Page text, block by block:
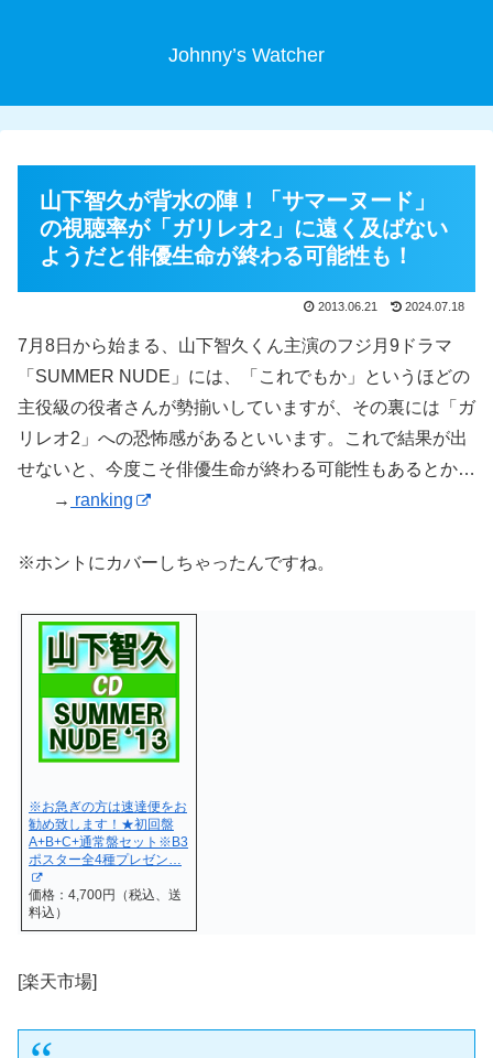
Johnny’s Watcher
山下智久が背水の陣！「サマーヌード」
の視聴率が「ガリレオ2」に遠く及ばない
ようだと俳優生命が終わる可能性も！
2013.06.21 2024.07.18
7月8日から始まる、山下智久くん主演のフジ月9ドラマ
「SUMMER NUDE」には、「これでもか」というほどの
主役級の役者さんが勢揃いしていますが、その裏には「ガ
リレオ2」への恐怖感があるといいます。これで結果が出
せないと、今度こそ俳優生命が終わる可能性もあるとか…
→ ranking
※ホントにカバーしちゃったんですね。
※お急ぎの方は速達便をお
勧め致します！★初回盤
A+B+C+通常盤セット※B3
ポスター全4種プレゼン…
価格：4,700円（税込、送
料込）
[楽天市場]